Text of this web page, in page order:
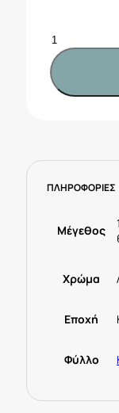
Mayoral
Μπλούζα
στάμπα
κορίτσι
Κωδ.
ποσότητα
ΠΛΗΡΟΦΟΡΙΕΣ
Μέγεθος
Χρώμα
Εποχή
Φύλλο